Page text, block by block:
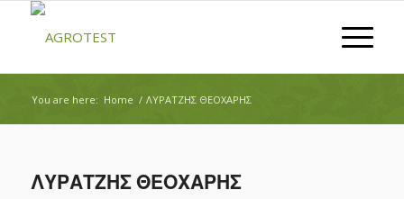
You are here: Home / ΛΥΡΑΤΖΗΣ ΘΕΟΧΑΡΗΣ
ΛΥΡΑΤΖΗΣ ΘΕΟΧΑΡΗΣ